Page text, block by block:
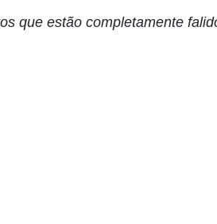
que estão completamente